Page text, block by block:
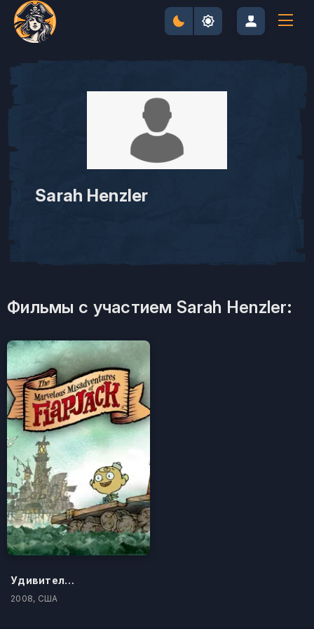
Sarah Henzler
Фильмы с участием Sarah Henzler:
Удивительные злоключения Флэпджека
2008, США